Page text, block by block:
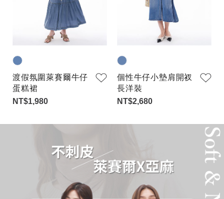
渡假氛圍萊賽爾牛仔
蛋糕裙
NT$1,980
個性牛仔小墊肩開衩
長洋裝
NT$2,680